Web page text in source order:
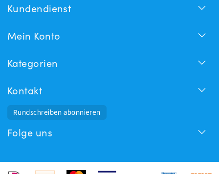
Kundendienst
Mein Konto
Kategorien
Kontakt
Rundschreiben abonnieren
Folge uns